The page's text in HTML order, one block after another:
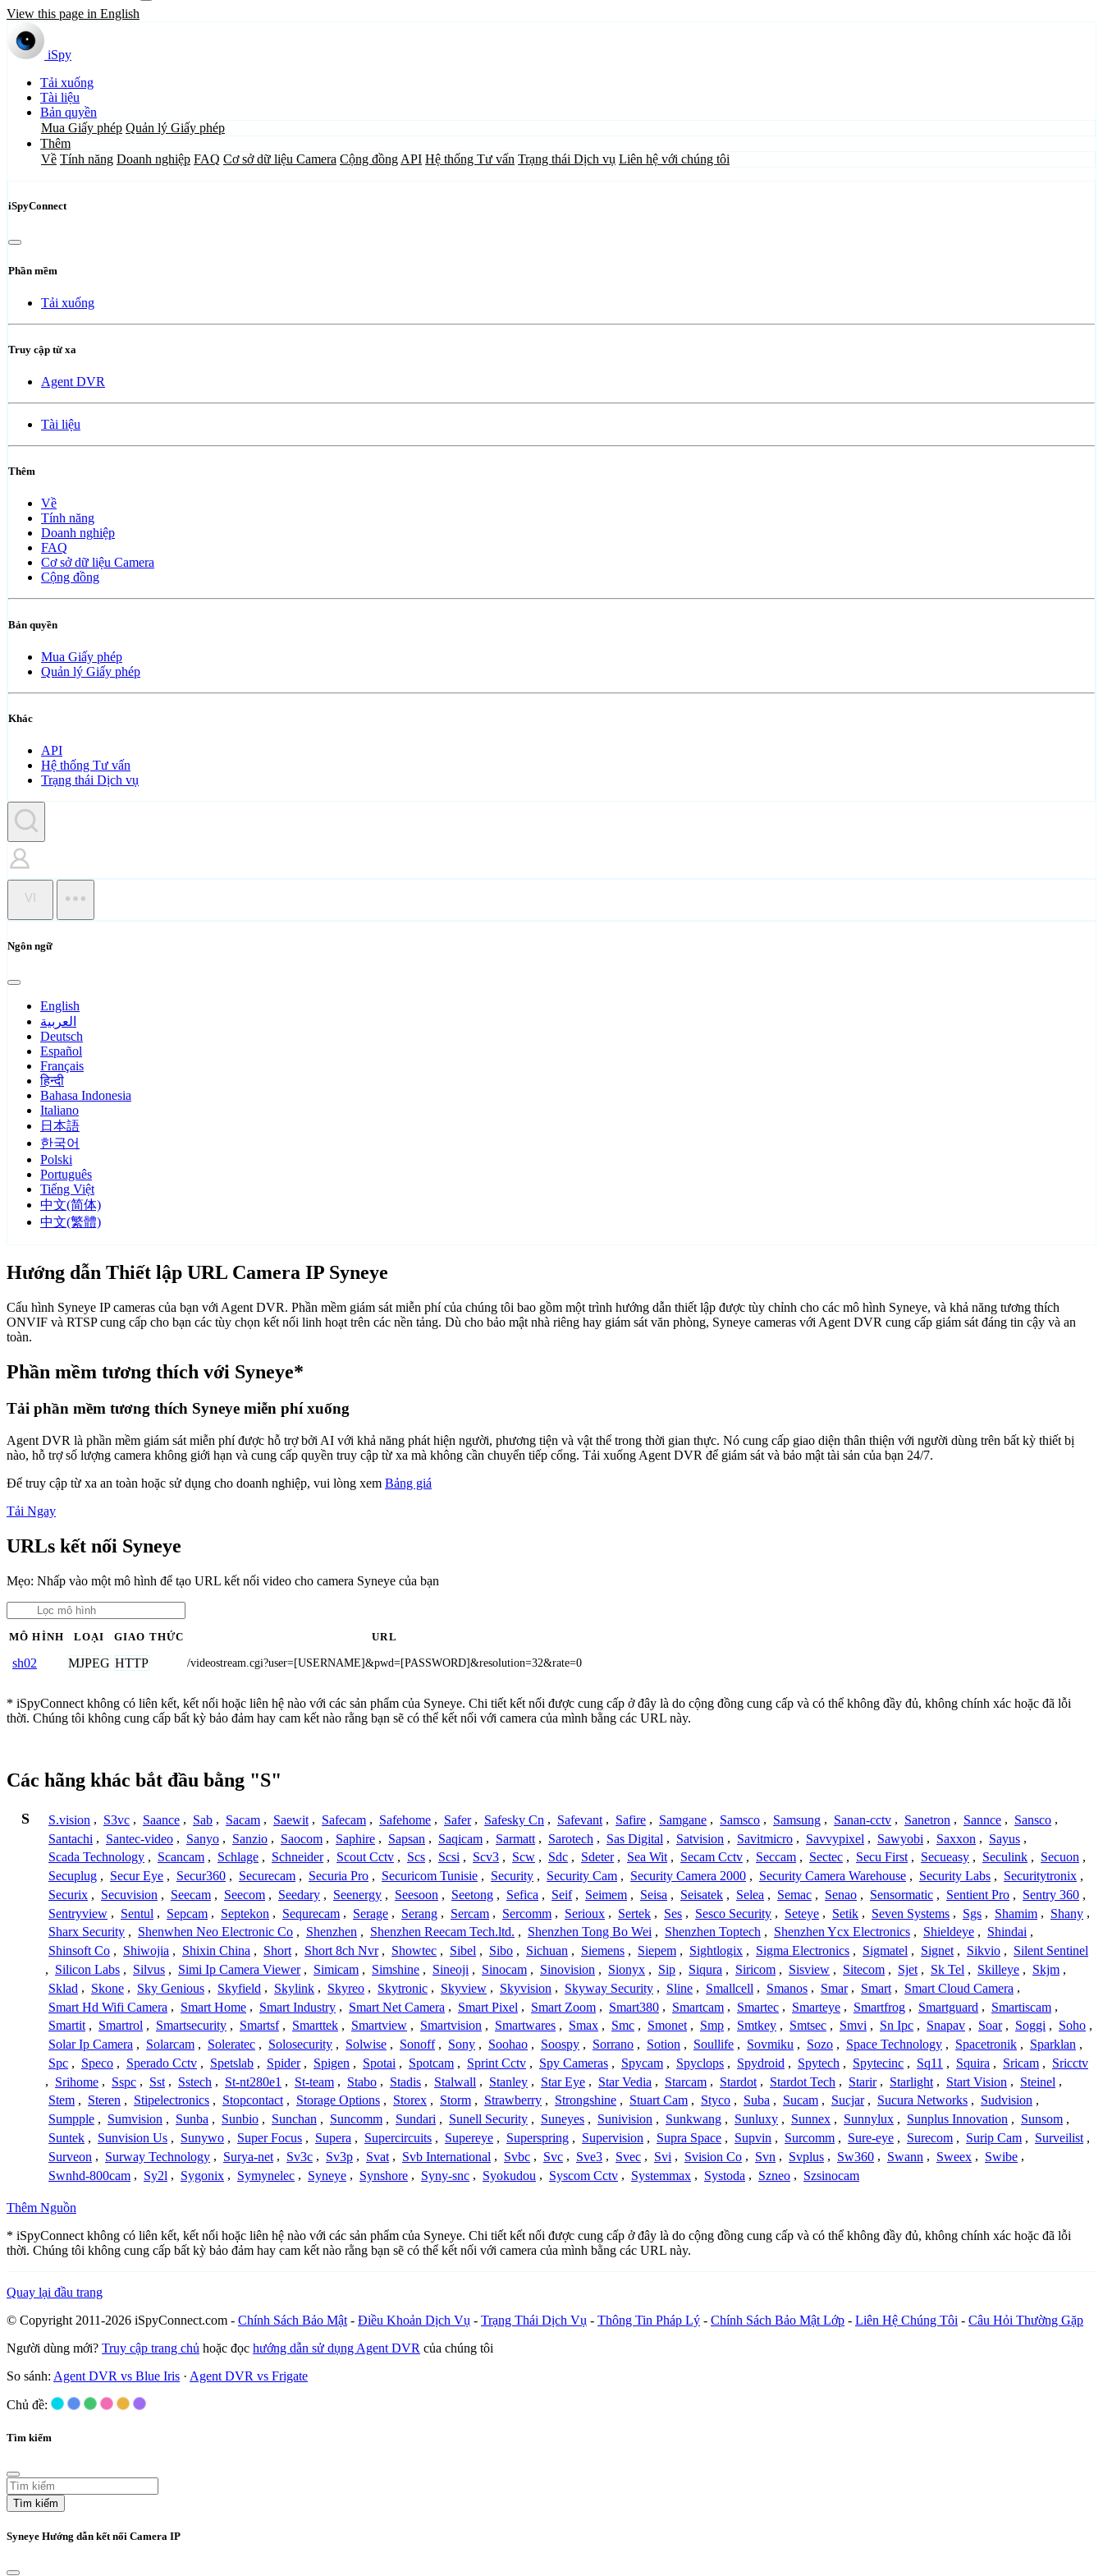
View this page in English
iSpy
Tải xuống
Tài liệu
Bản quyền
Mua Giấy phép Quản lý Giấy phép
Thêm
Về Tính năng Doanh nghiệp FAQ Cơ sở dữ liệu Camera Cộng đồng API Hệ thống Tư vấn Trạng thái Dịch vụ Liên hệ với chúng tôi
iSpyConnect
Phần mềm
Tải xuống
Truy cập từ xa
Agent DVR
Tài liệu
Thêm
Về
Tính năng
Doanh nghiệp
FAQ
Cơ sở dữ liệu Camera
Cộng đồng
Bản quyền
Mua Giấy phép
Quản lý Giấy phép
Khác
API
Hệ thống Tư vấn
Trạng thái Dịch vụ
VI
Ngôn ngữ
English
العربية
Deutsch
Español
Français
हिन्दी
Bahasa Indonesia
Italiano
日本語
한국어
Polski
Português
Tiếng Việt
中文(简体)
中文(繁體)
Hướng dẫn Thiết lập URL Camera IP Syneye
Cấu hình Syneye IP cameras của bạn với Agent DVR. Phần mềm giám sát miễn phí của chúng tôi bao gồm một trình hướng dẫn thiết lập được tùy chỉnh cho các mô hình Syneye, và khả năng tương thích
ONVIF và RTSP cung cấp cho bạn các tùy chọn kết nối linh hoạt trên các nền tảng. Dù cho bảo mật nhà riêng hay giám sát văn phòng, Syneye cameras với Agent DVR cung cấp giám sát đáng tin cậy và an
toàn.
Phần mềm tương thích với Syneye*
Tải phần mềm tương thích Syneye miễn phí xuống
Agent DVR là phần mềm giám sát miễn phí được hỗ trợ bởi AI với khả năng phát hiện người, phương tiện và vật thể trong thời gian thực. Nó cung cấp giao diện thân thiện với người dùng trên bất kỳ thiết bị
nào, hỗ trợ số lượng camera không giới hạn và cung cấp quyền truy cập từ xa mà không cần chuyển tiếp cổng. Tải xuống Agent DVR để giám sát và bảo mật tài sản của bạn 24/7.
Để truy cập từ xa an toàn hoặc sử dụng cho doanh nghiệp, vui lòng xem Bảng giá
Tải Ngay
URLs kết nối Syneye
Mẹo: Nhấp vào một mô hình để tạo URL kết nối video cho camera Syneye của bạn
MÔ HÌNH LOẠI GIAO THỨC URL
sh02 MJPEG HTTP /videostream.cgi?user=[USERNAME]&pwd=[PASSWORD]&resolution=32&rate=0
* iSpyConnect không có liên kết, kết nối hoặc liên hệ nào với các sản phẩm của Syneye. Chi tiết kết nối được cung cấp ở đây là do cộng đồng cung cấp và có thể không đầy đủ, không chính xác hoặc đã lỗi
thời. Chúng tôi không cung cấp bất kỳ bảo đảm hay cam kết nào rằng bạn sẽ có thể kết nối với camera của mình bằng các URL này.
Các hãng khác bắt đầu bằng "S"
S S.vision , S3vc , Saance , Sab , Sacam , Saewit , Safecam , Safehome , Safer , Safesky Cn , Safevant , Safire , Samgane , Samsco , Samsung , Sanan-cctv , Sanetron , Sannce , Sansco ,
Santachi , Santec-video , Sanyo , Sanzio , Saocom , Saphire , Sapsan , Saqicam , Sarmatt , Sarotech , Sas Digital , Satvision , Savitmicro , Savvypixel , Sawyobi , Saxxon , Sayus ,
Scada Technology , Scancam , Schlage , Schneider , Scout Cctv , Scs , Scsi , Scv3 , Scw , Sdc , Sdeter , Sea Wit , Secam Cctv , Seccam , Sectec , Secu First , Secueasy , Seculink , Secuon ,
Secuplug , Secur Eye , Secur360 , Securecam , Securia Pro , Securicom Tunisie , Security , Security Cam , Security Camera 2000 , Security Camera Warehouse , Security Labs , Securitytronix ,
Securix , Secuvision , Seecam , Seecom , Seedary , Seenergy , Seesoon , Seetong , Sefica , Seif , Seimem , Seisa , Seisatek , Selea , Semac , Senao , Sensormatic , Sentient Pro , Sentry 360 ,
Sentryview , Sentul , Sepcam , Septekon , Sequrecam , Serage , Serang , Sercam , Sercomm , Serioux , Sertek , Ses , Sesco Security , Seteye , Setik , Seven Systems , Sgs , Shamim , Shany ,
Sharx Security , Shenwhen Neo Electronic Co , Shenzhen , Shenzhen Reecam Tech.ltd. , Shenzhen Tong Bo Wei , Shenzhen Toptech , Shenzhen Ycx Electronics , Shieldeye , Shindai ,
Shinsoft Co , Shiwojia , Shixin China , Short , Short 8ch Nvr , Showtec , Sibel , Sibo , Sichuan , Siemens , Siepem , Sightlogix , Sigma Electronics , Sigmatel , Signet , Sikvio , Silent Sentinel
, Silicon Labs , Silvus , Simi Ip Camera Viewer , Simicam , Simshine , Sineoji , Sinocam , Sinovision , Sionyx , Sip , Siqura , Siricom , Sisview , Sitecom , Sjet , Sk Tel , Skilleye , Skjm ,
Sklad , Skone , Sky Genious , Skyfield , Skylink , Skyreo , Skytronic , Skyview , Skyvision , Skyway Security , Sline , Smallcell , Smanos , Smar , Smart , Smart Cloud Camera ,
Smart Hd Wifi Camera , Smart Home , Smart Industry , Smart Net Camera , Smart Pixel , Smart Zoom , Smart380 , Smartcam , Smartec , Smarteye , Smartfrog , Smartguard , Smartiscam ,
Smartit , Smartrol , Smartsecurity , Smartsf , Smarttek , Smartview , Smartvision , Smartwares , Smax , Smc , Smonet , Smp , Smtkey , Smtsec , Smvi , Sn Ipc , Snapav , Soar , Soggi , Soho ,
Solar Ip Camera , Solarcam , Soleratec , Solosecurity , Solwise , Sonoff , Sony , Soohao , Soospy , Sorrano , Sotion , Soullife , Sovmiku , Sozo , Space Technology , Spacetronik , Sparklan ,
Spc , Speco , Sperado Cctv , Spetslab , Spider , Spigen , Spotai , Spotcam , Sprint Cctv , Spy Cameras , Spycam , Spyclops , Spydroid , Spytech , Spytecinc , Sq11 , Squira , Sricam , Sricctv
, Srihome , Sspc , Sst , Sstech , St-nt280e1 , St-team , Stabo , Stadis , Stalwall , Stanley , Star Eye , Star Vedia , Starcam , Stardot , Stardot Tech , Starir , Starlight , Start Vision , Steinel ,
Stem , Steren , Stipelectronics , Stopcontact , Storage Options , Storex , Storm , Strawberry , Strongshine , Stuart Cam , Styco , Suba , Sucam , Sucjar , Sucura Networks , Sudvision ,
Sumpple , Sumvision , Sunba , Sunbio , Sunchan , Suncomm , Sundari , Sunell Security , Suneyes , Sunivision , Sunkwang , Sunluxy , Sunnex , Sunnylux , Sunplus Innovation , Sunsom ,
Suntek , Sunvision Us , Sunywo , Super Focus , Supera , Supercircuits , Supereye , Superspring , Supervision , Supra Space , Supvin , Surcomm , Sure-eye , Surecom , Surip Cam , Surveilist ,
Surveon , Surway Technology , Surya-net , Sv3c , Sv3p , Svat , Svb International , Svbc , Svc , Sve3 , Svec , Svi , Svision Co , Svn , Svplus , Sw360 , Swann , Sweex , Swibe ,
Swnhd-800cam , Sy2l , Sygonix , Symynelec , Syneye , Synshore , Syny-snc , Syokudou , Syscom Cctv , Systemmax , Systoda , Szneo , Szsinocam
Thêm Nguồn
* iSpyConnect không có liên kết, kết nối hoặc liên hệ nào với các sản phẩm của Syneye. Chi tiết kết nối được cung cấp ở đây là do cộng đồng cung cấp và có thể không đầy đủ, không chính xác hoặc đã lỗi
thời. Chúng tôi không cung cấp bất kỳ bảo đảm hay cam kết nào rằng bạn sẽ có thể kết nối với camera của mình bằng các URL này.
Quay lại đầu trang
© Copyright 2011-2026 iSpyConnect.com - Chính Sách Bảo Mật - Điều Khoản Dịch Vụ - Trạng Thái Dịch Vụ - Thông Tin Pháp Lý - Chính Sách Bảo Mật Lớp - Liên Hệ Chúng Tôi - Câu Hỏi Thường Gặp
Người dùng mới? Truy cập trang chủ hoặc đọc hướng dẫn sử dụng Agent DVR của chúng tôi
So sánh: Agent DVR vs Blue Iris · Agent DVR vs Frigate
Chủ đề:
Tìm kiếm
Tìm kiếm
Syneye Hướng dẫn kết nối Camera IP